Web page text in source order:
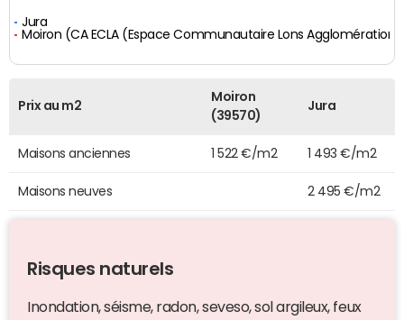
Jura
Moiron (CA ECLA (Espace Communautaire Lons Agglomération)
Prix au m2
Moiron
(39570)
Jura
Maisons anciennes 1 522 €/m2 1 493 €/m2
Maisons neuves 2 495 €/m2
Risques naturels
Inondation, séisme, radon, seveso, sol argileux, feux